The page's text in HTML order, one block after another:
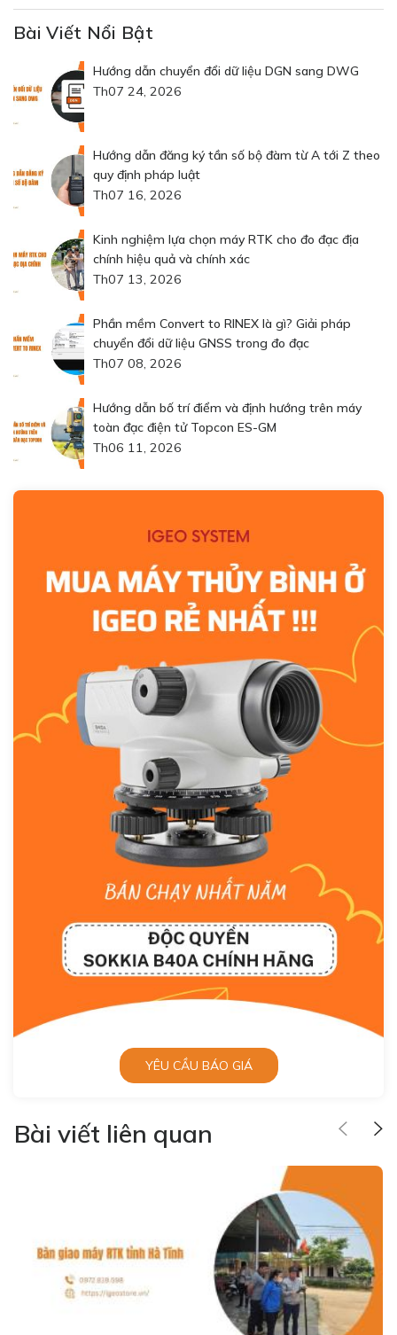
Bài Viết Nổi Bật
Hướng dẫn chuyển đổi dữ liệu DGN sang DWG
Th07 24, 2026
Hướng dẫn đăng ký tần số bộ đàm từ A tới Z theo
quy định pháp luật
Th07 16, 2026
Kinh nghiệm lựa chọn máy RTK cho đo đạc địa
chính hiệu quả và chính xác
Th07 13, 2026
Phần mềm Convert to RINEX là gì? Giải pháp
chuyển đổi dữ liệu GNSS trong đo đạc
Th07 08, 2026
Hướng dẫn bố trí điểm và định hướng trên máy
toàn đạc điện tử Topcon ES-GM
Th06 11, 2026
YÊU CẦU BÁO GIÁ
Bài viết liên quan